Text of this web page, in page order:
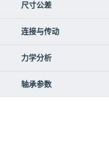
尺寸公差
连接与传动
力学分析
轴承参数